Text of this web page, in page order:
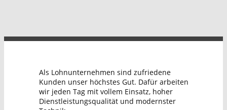
Als Lohnunternehmen sind zufriedene
Kunden unser höchstes Gut. Dafür arbeiten
wir jeden Tag mit vollem Einsatz, hoher
Dienstleistungsqualität und modernster